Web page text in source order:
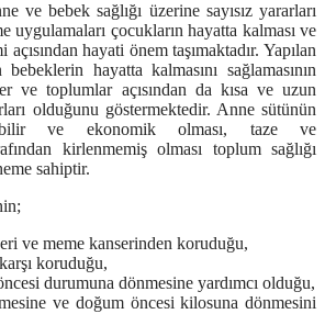
ve bebek sağlığı üzerine sayısız yararları
uygulamaları çocukların hayatta kalması ve
hayati önem taşımaktadır. Yapılan
hayatta kalmasını sağlamasının
ve toplumlar açısından da kısa ve uzun
olduğunu göstermektedir. Anne sütünün
ve ekonomik olması, taze ve
kirlenmemiş olması toplum sağlığı
sahiptir.
ve meme kanserinden koruduğu,
koruduğu,
durumuna dönmesine yardımcı olduğu,
ve doğum öncesi kilosuna dönmesini